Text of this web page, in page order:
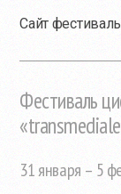
Сайт
Фестиваль
31 января – 5